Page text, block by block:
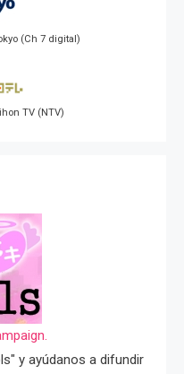
(Ch 7 digital)
TV (NTV)
y ayúdanos a difundir